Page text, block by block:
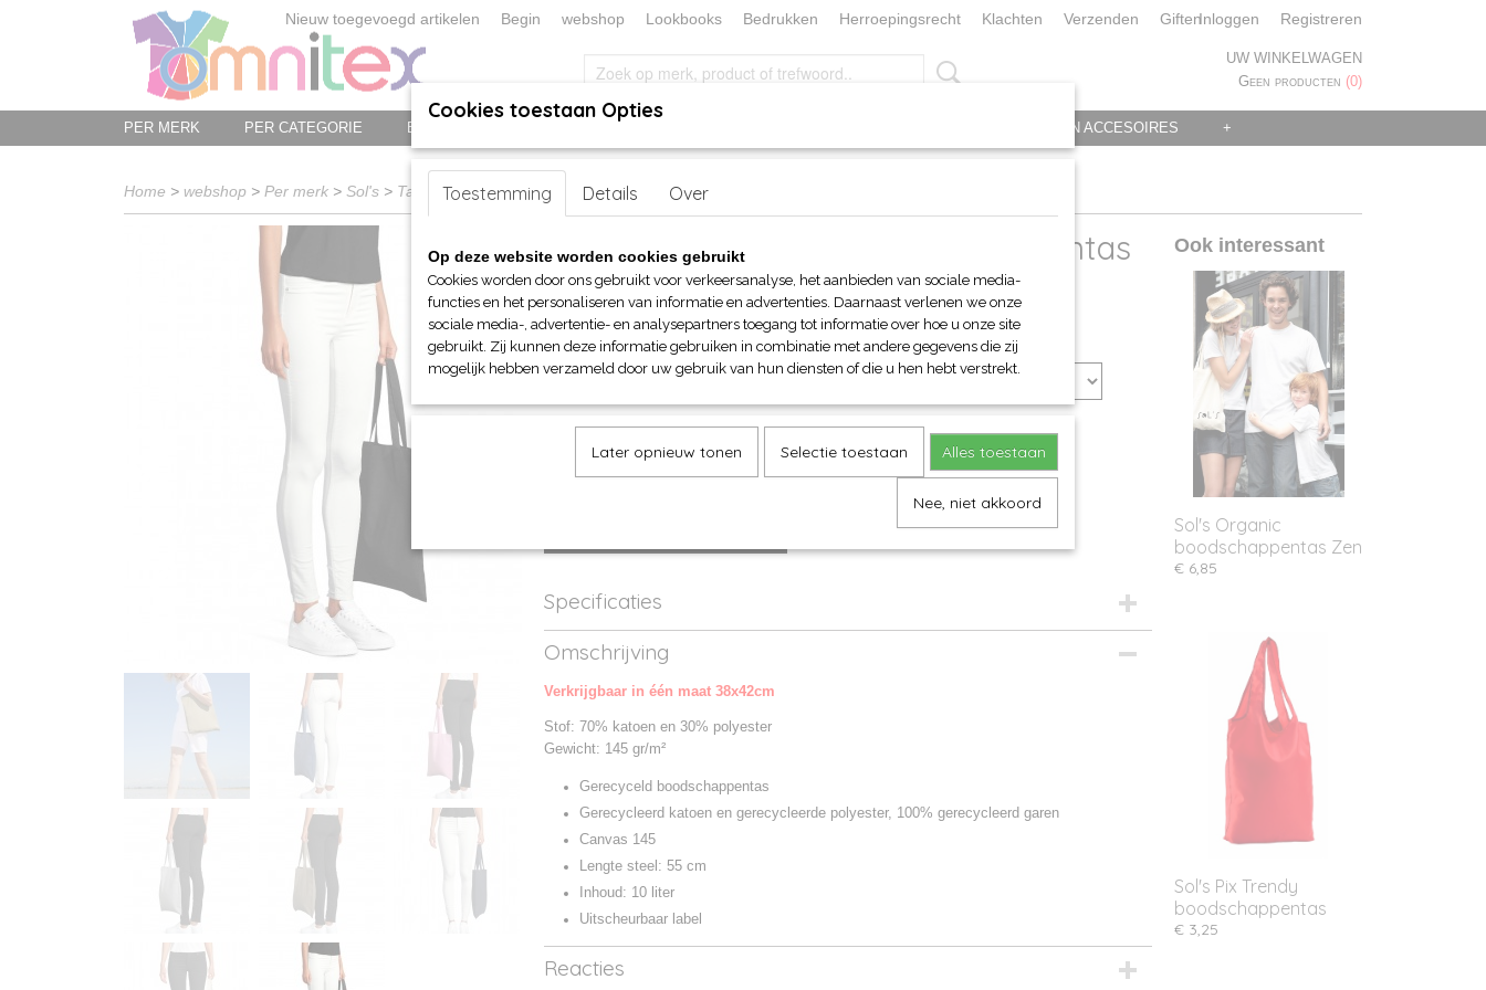
Nieuw toegevoegd artikelen Begin webshop Lookbooks Bedrukken Herroepingsrecht Klachten Verzenden GiftenInloggen Registreren
UW WINKELWAGEN
Geen producten (0)
PER MERK PER CATEGORIE BED-, BAD-, KEUKEN EN TAFELLINNEN KERST/FEEST KLEDING EN ACCESOIRES +
Home > webshop > Per merk > Sol's > Tassen e.d.>Boodschappentassen > Sol's Awake recyceld boodschappentas
Sol's Awake recyceld boodschappentas
€ 4,05 (inclusief btw 21%)
Maat Kleur
Specificaties
Productcode
Productcode leverancier
Omschrijving
Verkrijgbaar in één maat 38x42cm
Stof: 70% katoen en 30% polyester
Gewicht: 145 gr/m²
Gerecyceld boodschappentas
Gerecycleerd katoen en gerecycleerde polyester, 100% gerecycleerd garen
Canvas 145
Lengte steel: 55 cm
Inhoud: 10 liter
Uitscheurbaar label
Reacties
Ook interessant
Sol's Organic
boodschappentas Zen
€ 6,85
Sol's Pix Trendy
boodschappentas
€ 3,25
Cookies toestaan Opties
Toestemming Details Over
Op deze website worden cookies gebruikt
Cookies worden door ons gebruikt voor verkeersanalyse, het aanbieden van sociale media-
functies en het personaliseren van informatie en advertenties. Daarnaast verlenen we onze
sociale media-, advertentie- en analysepartners toegang tot informatie over hoe u onze site
gebruikt. Zij kunnen deze informatie gebruiken in combinatie met andere gegevens die zij
mogelijk hebben verzameld door uw gebruik van hun diensten of die u hen hebt verstrekt.
Later opnieuw tonen Selectie toestaan Alles toestaan
Nee, niet akkoord